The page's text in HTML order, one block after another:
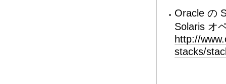
Oracle の
Solaris オ
http://
stacks/